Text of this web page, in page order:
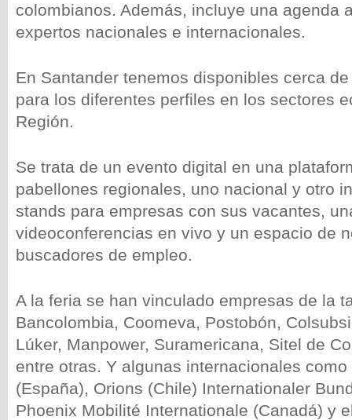
colombianos. Además, incluye una agenda
expertos nacionales e internacionales.
En Santander tenemos disponibles cerca
para los diferentes perfiles en los sectores
Región.
Se trata de un evento digital en una
pabellones regionales, uno nacional y otro
stands para empresas con sus vacantes,
videoconferencias en vivo y un espacio de
buscadores de empleo.
A la feria se han vinculado empresas de la
Bancolombia, Coomeva, Postobón,
Lúker, Manpower, Suramericana, Sitel de
entre otras. Y algunas internacionales
(España), Orions (Chile) Internationaler
Phoenix Mobilité Internationale (Canadá) y
wp-
wp-